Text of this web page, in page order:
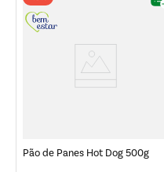
Pão de Panes Hot Dog 500g